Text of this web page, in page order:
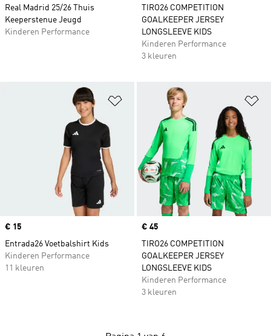
Real Madrid 25/26 Thuis
Keeperstenue Jeugd
Kinderen Performance
TIRO26 COMPETITION
GOALKEEPER JERSEY
LONGSLEEVE KIDS
Kinderen Performance
3 kleuren
Op verlanglijst zetten
Price
€ 15
Entrada26 Voetbalshirt Kids
Kinderen Performance
11 kleuren
Price
€ 45
TIRO26 COMPETITION
GOALKEEPER JERSEY
LONGSLEEVE KIDS
Kinderen Performance
3 kleuren